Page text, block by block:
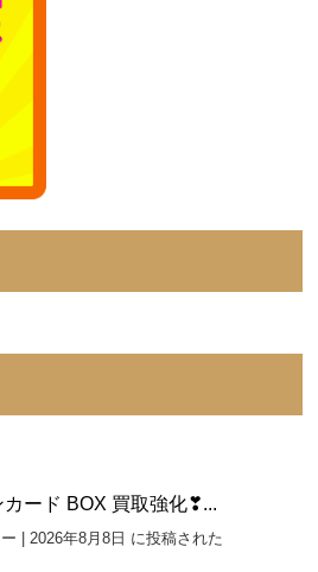
ード BOX 買取強化❣...
| 2026年8月8日 に投稿された